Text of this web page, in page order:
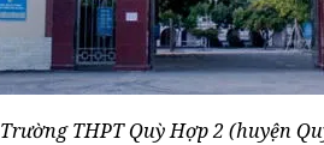
Trường THPT Quỳ Hợp 2 (huyện